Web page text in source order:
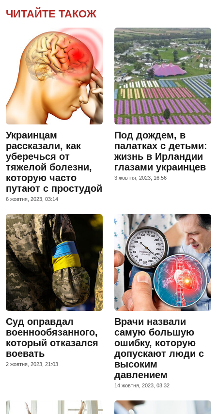
ЧИТАЙТЕ ТАКОЖ
Украинцам
рассказали, как
уберечься от
тяжелой болезни,
которую часто
путают с простудой
6 жовтня, 2023, 03:14
Под дождем, в
палатках с детьми:
жизнь в Ирландии
глазами украинцев
3 жовтня, 2023, 16:56
Суд оправдал
военнообязанного,
который отказался
воевать
2 жовтня, 2023, 21:03
Врачи назвали
самую большую
ошибку, которую
допускают люди с
высоким
давлением
14 жовтня, 2023, 03:32